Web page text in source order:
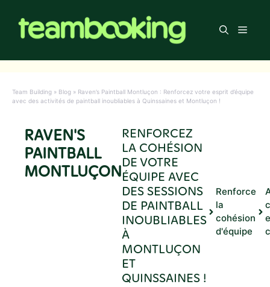
contenu
Menu
Team Building » Blog » Raven’s Paintball Montluçon : Renforcez votre esprit d’équipe
avec des activités de paintball inoubliables à Quinssaines et Montluçon !
RAVEN'S
PAINTBALL
MONTLUÇON
RENFORCEZ
LA COHÉSION
DE VOTRE
ÉQUIPE AVEC
DES SESSIONS
DE PAINTBALL
INOUBLIABLES
À
MONTLUÇON
ET
QUINSSAINES !
Renforce
la
cohésion
d'équipe